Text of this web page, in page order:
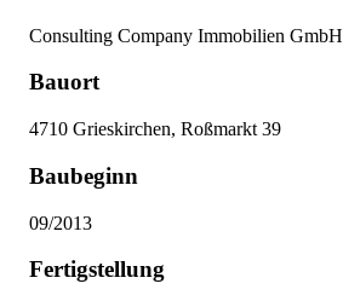
Consulting Company Immobilien GmbH
Bauort
4710 Grieskirchen, Roßmarkt 39
Baubeginn
09/2013
Fertigstellung